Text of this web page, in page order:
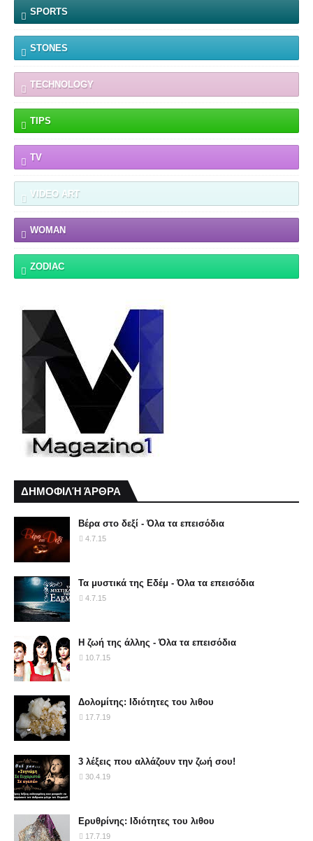
SPORTS
STONES
TECHNOLOGY
TIPS
TV
VIDEO ART
WOMAN
ZODIAC
ΔΗΜΟΦΙΛΉ ΆΡΘΡΑ
Βέρα στο δεξί - Όλα τα επεισόδια
4.7.15
Τα μυστικά της Εδέμ - Όλα τα επεισόδια
4.7.15
Η ζωή της άλλης - Όλα τα επεισόδια
10.7.15
Δολομίτης: Ιδιότητες του λιθου
17.7.19
3 λέξεις που αλλάζουν την ζωή σου!
30.4.19
Ερυθρίνης: Ιδιότητες του λιθου
17.7.19